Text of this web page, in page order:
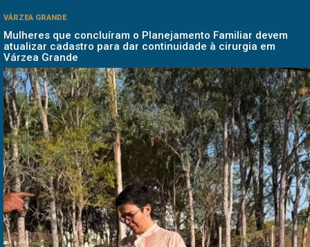
VÁRZEA GRANDE
Mulheres que concluíram o Planejamento Familiar devem
atualizar cadastro para dar continuidade à cirurgia em
Várzea Grande